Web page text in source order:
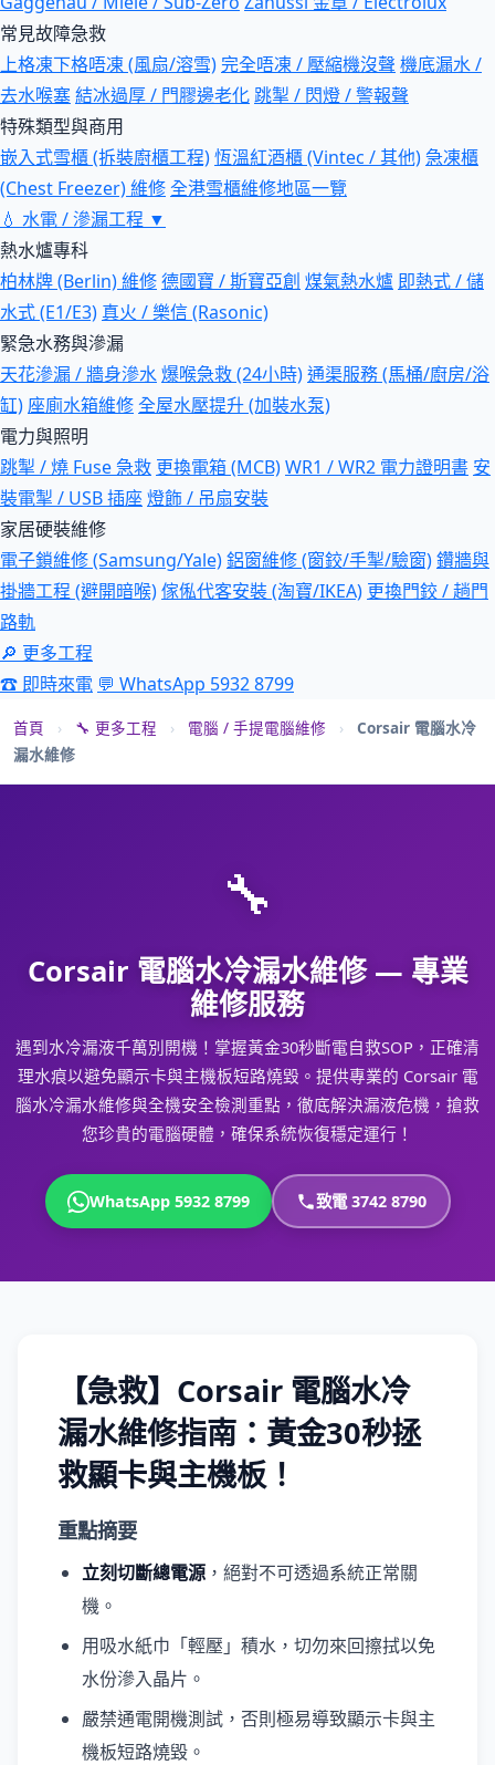
常見故障急救
上格凍下格唔凍 (風扇/溶雪)完全唔凍 / 壓縮機沒聲 機底漏水 /
去水喉塞結冰過厚 / 門膠邊老化跳掣 / 閃燈 / 警報聲
特殊類型與商用
嵌入式雪櫃 (拆裝廚櫃工程)恆溫紅酒櫃 (Vintec / 其他)急凍櫃
(Chest Freezer) 維修全港雪櫃維修地區一覽
💧 水電 / 滲漏工程 ▼
熱水爐專科
柏林牌 (Berlin) 維修德國寶 / 斯寶亞創 煤氣熱水爐 即熱式 / 儲
水式 (E1/E3) 真火 / 樂信 (Rasonic)
緊急水務與滲漏
天花滲漏 / 牆身滲水爆喉急救 (24小時)通渠服務 (馬桶/廚房/浴
缸) 座廁水箱維修全屋水壓提升 (加裝水泵)
電力與照明
跳掣 / 燒 Fuse 急救 更換電箱 (MCB)WR1 / WR2 電力證明書 安
裝電掣 / USB 插座燈飾 / 吊扇安裝
家居硬裝維修
電子鎖維修 (Samsung/Yale)鋁窗維修 (窗鉸/手掣/驗窗)鑽牆與
掛牆工程 (避開暗喉)傢俬代客安裝 (淘寶/IKEA) 更換門鉸 / 趟門
路軌
🔎 更多工程
☎ 即時來電 💬 WhatsApp 5932 8799
首頁 › 🔧 更多工程 › 電腦 / 手提電腦維修 ›
Corsair 電腦水冷
漏水維修
🔧
Corsair 電腦水冷漏水維修 — 專業
維修服務
遇到水冷漏液千萬別開機！掌握黃金30秒斷電自救SOP，正確清
理水痕以避免顯示卡與主機板短路燒毀。提供專業的 Corsair 電
腦水冷漏水維修與全機安全檢測重點，徹底解決漏液危機，搶救
您珍貴的電腦硬體，確保系統恢復穩定運行！
WhatsApp 5932 8799 致電 3742 8790
【急救】Corsair 電腦水冷
漏水維修指南：黃金30秒拯
救顯卡與主機板！
重點摘要
立刻切斷總電源 ，絕對不可透過系統正常關
機。
用吸水紙巾「輕壓」積水，切勿來回擦拭以免
水份滲入晶片。
嚴禁通電開機測試，否則極易導致顯示卡與主
機板短路燒毀。